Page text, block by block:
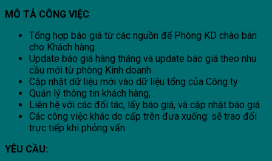
MÔ TẢ CÔNG VIỆC
Tổng hợp báo giá từ các nguồn để Phòng KD chào bán
cho Khách hàng.
Update báo giá hàng tháng và update báo giá theo nhu
cầu mới từ phòng Kinh doanh
Cập nhật dữ liệu mới vào dữ liệu tổng của Công ty
Quản lý thông tin khách hàng, .
Liên hệ với các đối tác, lấy báo giá, và cập nhật báo giá
Các công việc khác do cấp trên đưa xuống: sẽ trao đổi
trực tiếp khi phỏng vấn
YÊU CẦU: